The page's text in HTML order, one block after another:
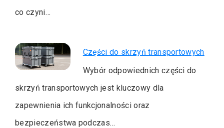
co czyni…
Części do skrzyń transportowych
Wybór odpowiednich części do
skrzyń transportowych jest kluczowy dla
zapewnienia ich funkcjonalności oraz
bezpieczeństwa podczas…